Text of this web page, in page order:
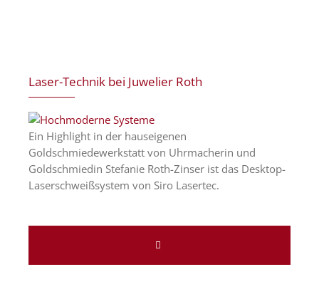
Laser-Technik bei Juwelier Roth
Ein Highlight in der hauseigenen
Goldschmiedewerkstatt von Uhrmacherin und
Goldschmiedin Stefanie Roth-Zinser ist das Desktop-
Laserschweißsystem von Siro Lasertec.